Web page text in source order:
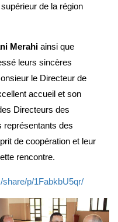
de la région
Merahi ainsi que
leurs sincères
le Directeur de
accueil et son
Directeurs des
représentants des
de coopération et leur
rencontre.
p/1FabkbU5qr/